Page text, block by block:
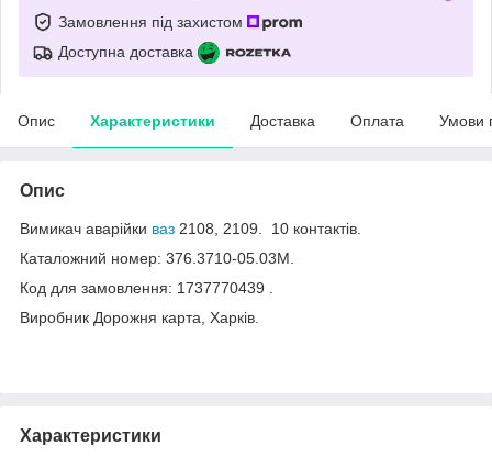
Замовлення під захистом
Доступна доставка
Опис Характеристики Доставка Оплата Умови
Опис
Вимикач аварійки ваз 2108, 2109. 10 контактів.
Каталожний номер: 376.3710-05.03М.
Код для замовлення: 1737770439 .
Виробник Дорожня карта, Харків.
Характеристики